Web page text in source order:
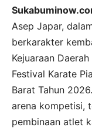
Asep Japar,
berkarakter
Kejuaraan
Festival Karate
Barat Tahun
arena kompetisi,
pembinaan atlet